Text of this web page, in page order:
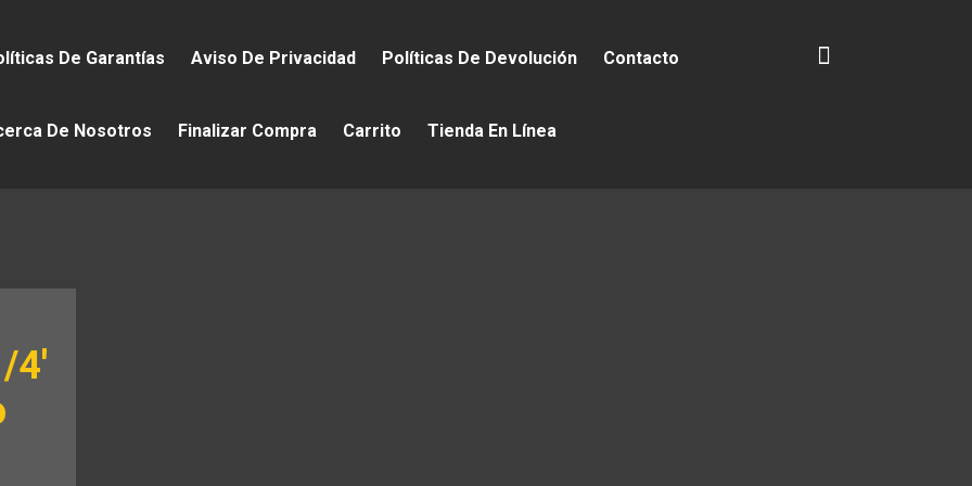
De Garantías Aviso De Privacidad Políticas De Devolución Contacto
De Nosotros Finalizar Compra Carrito Tienda En Línea